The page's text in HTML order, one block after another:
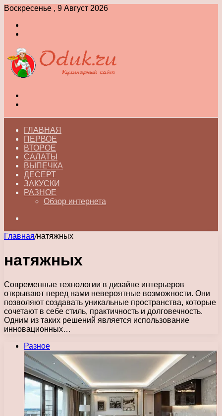
Воскресенье , 9 Август 2026
ГЛАВНАЯ
ПЕРВОЕ
ВТОРОЕ
САЛАТЫ
ВЫПЕЧКА
ДЕСЕРТ
ЗАКУСКИ
РАЗНОЕ
Обзор интернета
Главная/натяжных
натяжных
Современные технологии в дизайне интерьеров
открывают перед нами невероятные возможности. Они
позволяют создавать уникальные пространства, которые
сочетают в себе стиль, практичность и долговечность.
Одним из таких решений является использование
инновационных…
Разное